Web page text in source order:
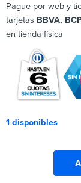
Pague por web y
tarjetas BBVA,
en tienda física
1 disponibles